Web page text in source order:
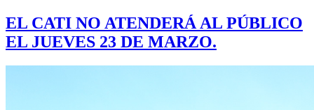
EL CATI NO ATENDERÁ AL PÚBLICO
EL JUEVES 23 DE MARZO.